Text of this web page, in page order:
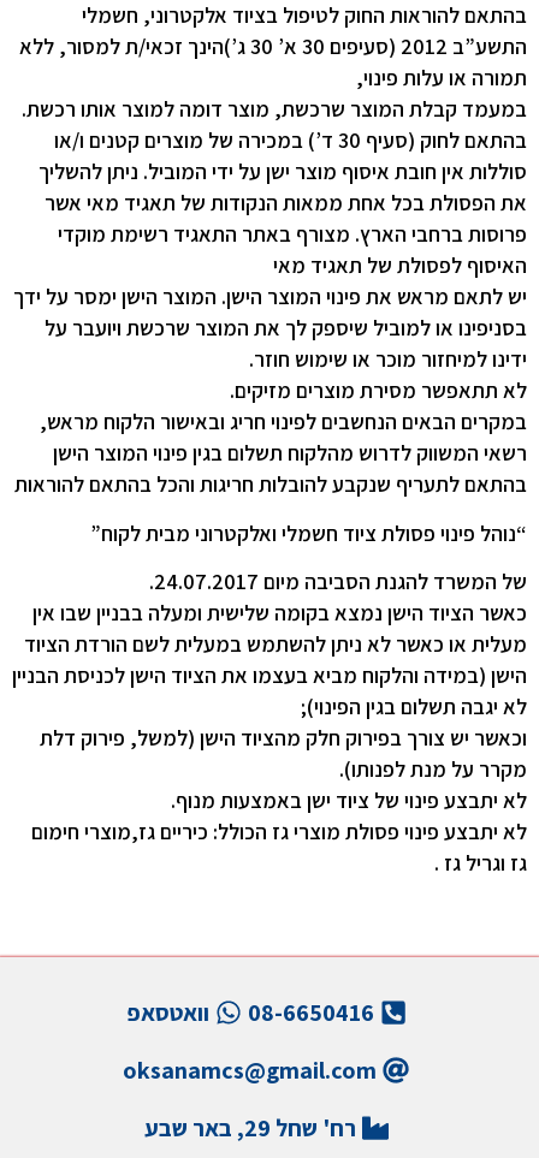
בהתאם להוראות החוק לטיפול בציוד אלקטרוני, חשמלי
התשע”ב 2012 (סעיפים 30 א’ 30 ג’)הינך זכאי/ת למסור, ללא
תמורה או עלות פינוי,
במעמד קבלת המוצר שרכשת, מוצר דומה למוצר אותו רכשת.
בהתאם לחוק (סעיף 30 ד’) במכירה של מוצרים קטנים ו/או
סוללות אין חובת איסוף מוצר ישן על ידי המוביל. ניתן להשליך
את הפסולת בכל אחת ממאות הנקודות של תאגיד מאי אשר
פרוסות ברחבי הארץ. מצורף באתר התאגיד רשימת מוקדי
האיסוף לפסולת של תאגיד מאי
יש לתאם מראש את פינוי המוצר הישן. המוצר הישן ימסר על ידך
בסניפינו או למוביל שיספק לך את המוצר שרכשת ויועבר על
ידינו למיחזור מוכר או שימוש חוזר.
לא תתאפשר מסירת מוצרים מזיקים.
במקרים הבאים הנחשבים לפינוי חריג ובאישור הלקוח מראש,
רשאי המשווק לדרוש מהלקוח תשלום בגין פינוי המוצר הישן
בהתאם לתעריף שנקבע להובלות חריגות והכל בהתאם להוראות
“נוהל פינוי פסולת ציוד חשמלי ואלקטרוני מבית לקוח”
של המשרד להגנת הסביבה מיום 24.07.2017.
כאשר הציוד הישן נמצא בקומה שלישית ומעלה בבניין שבו אין
מעלית או כאשר לא ניתן להשתמש במעלית לשם הורדת הציוד
הישן (במידה והלקוח מביא בעצמו את הציוד הישן לכניסת הבניין
לא יגבה תשלום בגין הפינוי);
וכאשר יש צורך בפירוק חלק מהציוד הישן (למשל, פירוק דלת
מקרר על מנת לפנותו).
לא יתבצע פינוי של ציוד ישן באמצעות מנוף.
לא יתבצע פינוי פסולת מוצרי גז הכולל: כיריים גז,מוצרי חימום
גז וגריל גז .
08-6650416
וואטסאפ
oksanamcs@gmail.com
רח' שחל 29, באר שבע